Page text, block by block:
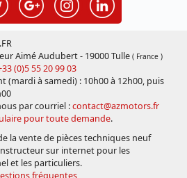
Aimé Audubert - 19000 Tulle ( France )
(0)5 55 20 99 03
(mardi à samedi) : 10h00 à 12h00, puis
par courriel :contact@azmotors.fr
pour toute demande.
la vente de pièces techniques neuf
sur internet pour les
et les particuliers.